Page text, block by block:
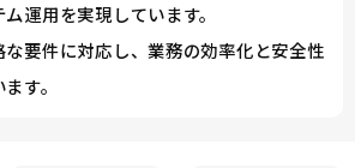
運用を実現しています。
要件に対応し、業務の効率化と安全性
す。